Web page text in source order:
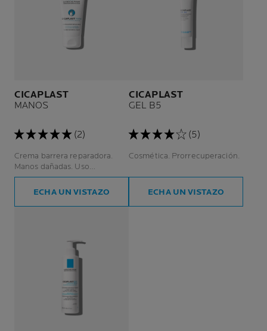
CICAPLAST
MANOS
(2)
Crema barrera reparadora.
Manos dañadas. Uso
doméstico y profesional.
ECHA UN VISTAZO
CICAPLAST
GEL B5
(5)
Cosmética. Prorrecuperación.
ECHA UN VISTAZO